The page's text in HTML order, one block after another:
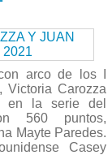
arco de los I
Victoria Carozza
en la serie del
560 puntos,
Mayte Paredes.
Casey